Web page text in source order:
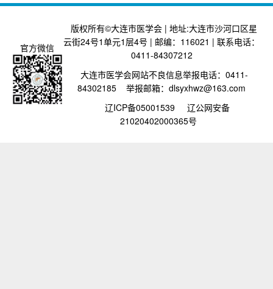
官方微信
版权所有©大连市医学会 | 地址:大连市沙河口区星
云街24号1单元1层4号 | 邮编：116021 | 联系电话：
0411-84307212
大连市医学会网站不良信息举报电话：0411-
84302185 举报邮箱：dlsyxhwz@163.com
辽ICP备05001539
辽公网安备
21020402000365号